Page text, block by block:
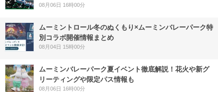
08月06日 16時00分
ムーミントロール冬のぬくもり×ムーミンバレーパーク特
別コラボ開催情報まとめ
08月04日 15時00分
ムーミンバレーパーク夏イベント徹底解説！花火や新グ
リーティングや限定パス情報も
08月06日 16時00分